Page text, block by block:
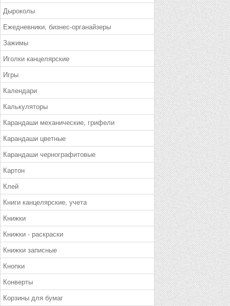
Дыроколы
Ежедневники, бизнес-органайзеры
Зажимы
Иголки канцелярские
Игры
Календари
Калькуляторы
Карандаши механические, грифели
Карандаши цветные
Карандаши чернографитовые
Картон
Клей
Книги канцелярские, учета
Книжки
Книжки - раскраски
Книжки записные
Кнопки
Конверты
Корзины для бумаг